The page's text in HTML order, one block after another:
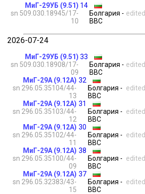
ЗАРЕГИСТРИРОВАТЬСЯ
МиГ-29УБ (9.51)
sn 509.030.18945/17-
10
14
Болгария -
ВВС
edited
2026-07-24
МиГ-29УБ (9.51)
sn 509.030.18908/17-
09
33
Болгария -
ВВС
edited
МиГ-29А (9.12А)
sn 296.05.35104/44-
13
32
Болгария -
ВВС
edited
МиГ-29А (9.12А)
sn 296.05.35103/44-
12
31
Болгария -
ВВС
edited
МиГ-29А (9.12А)
sn 296.05.35102/44-
11
30
Болгария -
ВВС
edited
МиГ-29А (9.12А)
sn 296.05.35100/44-
09
38
Болгария -
ВВС
edited
МиГ-29А (9.12А)
sn 296.05.32383/43-
15
37
Болгария -
ВВС
edited